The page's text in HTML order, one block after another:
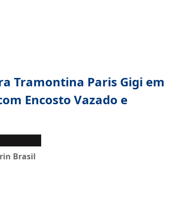
Tramontina Paris Gigi em
Encosto Vazado e
Brasil